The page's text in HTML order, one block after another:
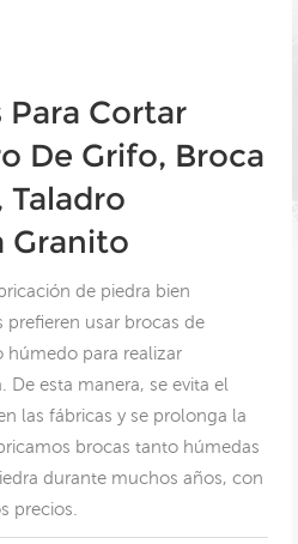
Cortar
De Grifo, Broca
Taladro
Granito
de piedra bien
prefieren usar brocas de
para realizar
De esta manera, se evita el
las fábricas y se prolonga la
brocas tanto húmedas
durante muchos años, con
precios.